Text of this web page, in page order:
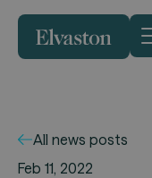
All news posts
Feb 11, 2022